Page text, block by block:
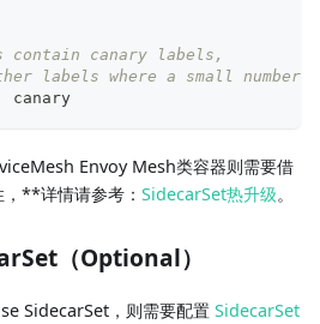
contain canary labels,
labels where a small number
canary
Envoy Mesh类容器则需要借
**详情请参考： SidecarSet热升级。
（Optional）
SidecarSet，则需要配置 SidecarSet